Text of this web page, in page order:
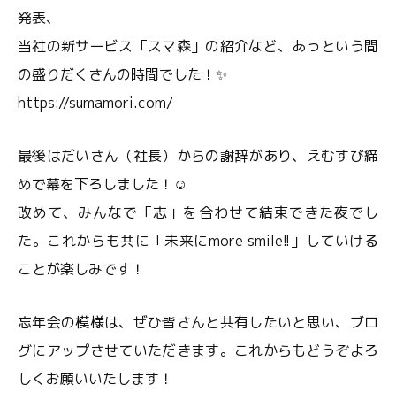
発表、
当社の新サービス「スマ森」の紹介など、あっという間
の盛りだくさんの時間でした！✨
https://sumamori.com/
最後はだいさん（社長）からの謝辞があり、えむすび締
めで幕を下ろしました！☺
改めて、みんなで「志」を合わせて結束できた夜でし
た。これからも共に「未来にmore smile!!」していける
ことが楽しみです！
忘年会の模様は、ぜひ皆さんと共有したいと思い、ブロ
グにアップさせていただきます。これからもどうぞよろ
しくお願いいたします！